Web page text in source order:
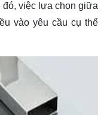
việc lựa chọn giữa
vào yêu cầu cụ thể